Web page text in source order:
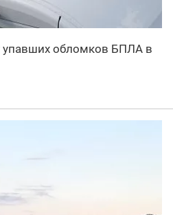
упавших обломков БПЛА в